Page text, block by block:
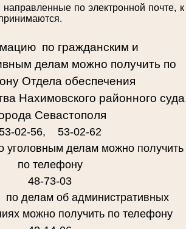
по электронной почте, к
по гражданским и
делам можно получить по
Отдела обеспечения
Нахимовского районного суда
Севастополя
02-56, 53-02-62
делам можно получить
по телефону
48-73-03
делам об административных
можно получить по телефону